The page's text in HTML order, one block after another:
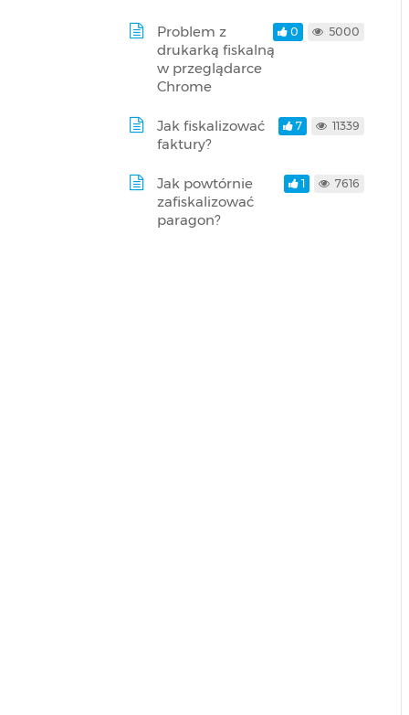
Problem z
drukarką fiskalną
w przeglądarce
Chrome
0 5000
Jak fiskalizować
faktury?
7 11339
Jak powtórnie
zafiskalizować
paragon?
1 7616